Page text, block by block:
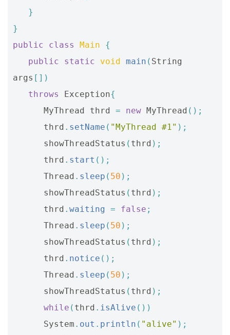
}
}
public
class Main
{
public
static void main ( String
args [])
throws
Exception{
MyThread
thrd = new MyThread ();
thrd . setName ( "MyThread #1" );
showThreadStatus ( thrd );
thrd . start ();
Thread . sleep ( 50 );
showThreadStatus ( thrd );
thrd . waiting = false ;
Thread . sleep ( 50 );
showThreadStatus ( thrd );
thrd . notice ();
Thread . sleep ( 50 );
showThreadStatus ( thrd );
while ( thrd . isAlive ())
System . out . println ( "alive" );